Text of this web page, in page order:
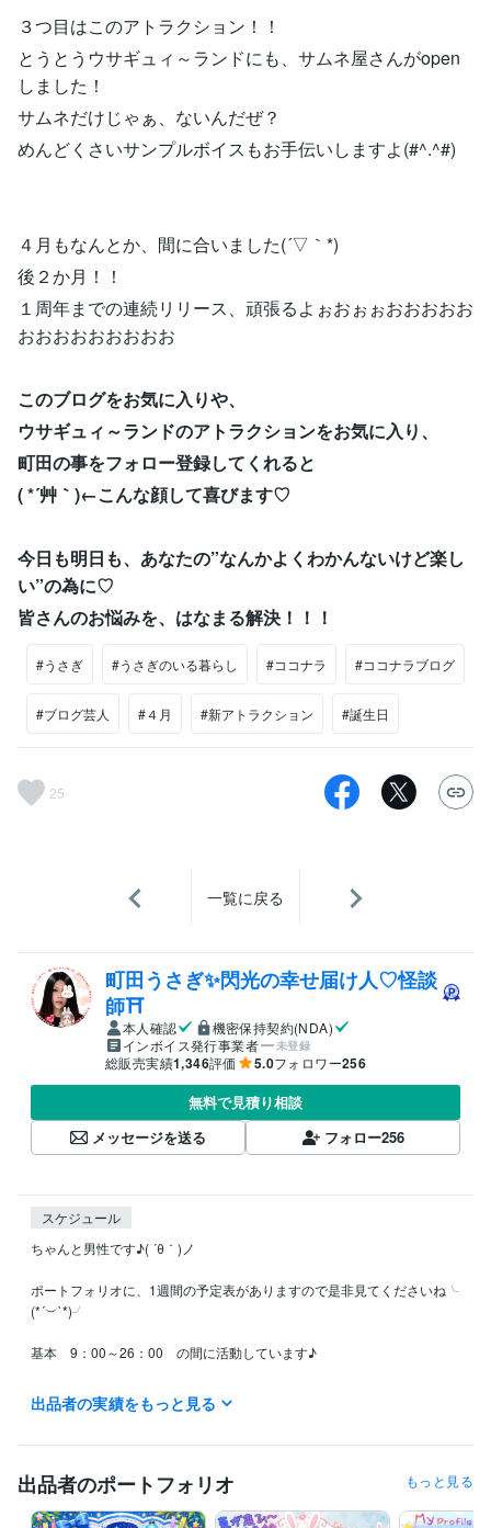
３つ目はこのアトラクション！！
とうとうウサギュィ～ランドにも、サムネ屋さんがopen
しました！
サムネだけじゃぁ、ないんだぜ？
めんどくさいサンプルボイスもお手伝いしますよ(#^.^#)
４月もなんとか、間に合いました(´▽｀*)
後２か月！！
１周年までの連続リリース、頑張るよぉおぉぉおおおおお
おおおおおおおおお
このブログをお気に入りや、
ウサギュィ～ランドのアトラクションをお気に入り、
町田の事をフォロー登録してくれると
( *´艸｀)←こんな顔して喜びます♡
今日も明日も、あなたの”なんかよくわかんないけど楽し
い”の為に♡
皆さんのお悩みを、はなまる解決！！！
#うさぎ #うさぎのいる暮らし #ココナラ #ココナラブログ
#ブログ芸人 #４月 #新アトラクション #誕生日
25
一覧に戻る
町田うさぎ✨閃光の幸せ届け人♡怪談
師⛩️
本人確認
機密保持契約(NDA)
インボイス発行事業者
未登録
総販売実績1,346評価 5.0フォロワー256
無料で見積り相談
メッセージを送る
フォロー256
スケジュール
ちゃんと男性です♪( ´θ｀)ノ
ポートフォリオに、1週間の予定表がありますので是非見てくださいね╰
(*´︶`*)╯
基本　9：00～26：00　の間に活動しています♪
"自分の苦しいことは､
        人を見捨てていい理由にはならない！"
社会人や人間をやっているとツラいツラい毎日です
わたしだってあなただって…
出品者の実績をもっと見る
出品者のポートフォリオ もっと見る